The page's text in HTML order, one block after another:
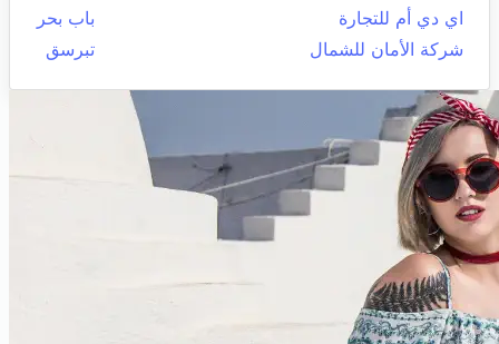
اي دي أم للتجارة
باب بحر
شركة الأمان للشمال
تبرسق